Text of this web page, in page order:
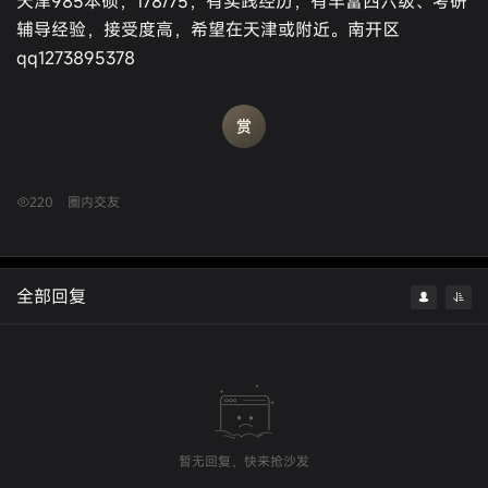
辅导经验，接受度高，希望在天津或附近。南开区
qq1273895378
220 圈内交友
全部回复
暂无回复，快来抢沙发